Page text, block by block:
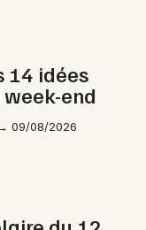
14 idées
end
09/08/2026